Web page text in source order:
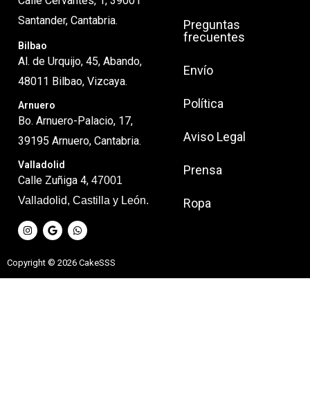
Santander, Cantabria.
Bilbao
Al. de Urquijo, 45, Abando,
48011 Bilbao, Vizcaya.
Arnuero
Bo. Arnuero-Palacio, 17,
39195 Arnuero, Cantabria.
Valladolid
Calle Zuñiga 4, 47001
Valladolid, Castilla y León.
n
s
t
g
r
a
o
o
g
e
h
a
t
a
p
p
Preguntas
frecuentes
Envío
Política
Aviso Legal
Prensa
Ropa
Copyright © 2026 CakeSSS